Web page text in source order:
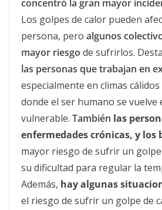
concentró la gran mayor
Los golpes de calor pueden
persona, pero algunos
mayor riesgo de sufrirlos.
las personas que trabajan en
especialmente en climas
donde el ser humano se vuelve
vulnerable. También las
enfermedades crónicas, y los
mayor riesgo de sufrir un
su dificultad para regular la
Además, hay algunas
el riesgo de sufrir un golpe de